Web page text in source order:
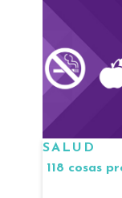
SALUD
118 cosas